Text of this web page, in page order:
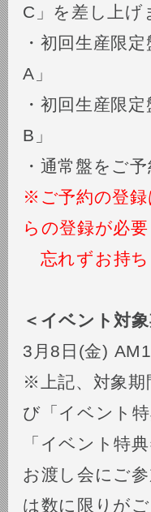
C」を差し上げ
・初回生産限
A」
・初回生産限
B」
・通常盤をご
※ご予約の登
らの登録が必
忘れずお持
＜イベント対
3月8日(金)
※上記、対象期
び「イベント
「イベント特
お渡し会にご
は数に限りが